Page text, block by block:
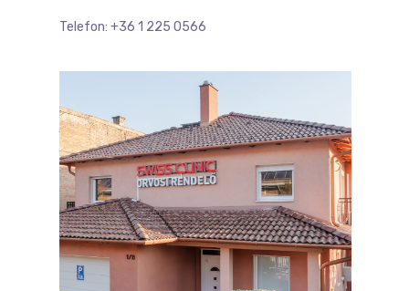
Telefon: +36 1 225 0566